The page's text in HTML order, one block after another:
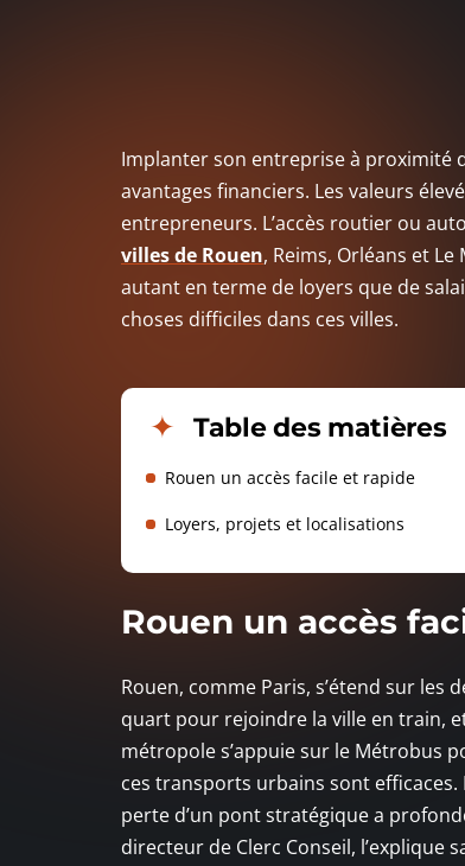
Implanter son entreprise à proximité
avantages financiers. Les valeurs
entrepreneurs. L’accès routier ou
villes de Rouen, Reims, Orléans et
autant en terme de loyers que de
choses difficiles dans ces villes.
Table des matières
Rouen un accès facile et rapide
Loyers, projets et localisations
Rouen un accès
Rouen, comme Paris, s’étend sur les
quart pour rejoindre la ville en train,
métropole s’appuie sur le Métrobus
ces transports urbains sont
perte d’un pont stratégique a
directeur de Clerc Conseil, l’explique